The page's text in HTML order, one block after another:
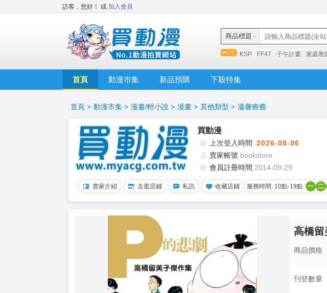
訪客，您好！ 或 加入會員
商品標題
KSP FF47 子午計畫 家庭教
首頁 動漫市集 新品預購 下殺特集
首頁 > 動漫市集 > 漫畫/輕小說 > 漫畫 > 其他類型 > 溫馨療癒
買動漫
上次登入時間 2026-08-06
賣家帳號 bookstore
會員註冊時間 2014-09-29
賣家介紹 去逛店鋪 私訊 收藏店鋪 服務時間: 10點-19點 一 二
高橋
商品價格
刊登數量